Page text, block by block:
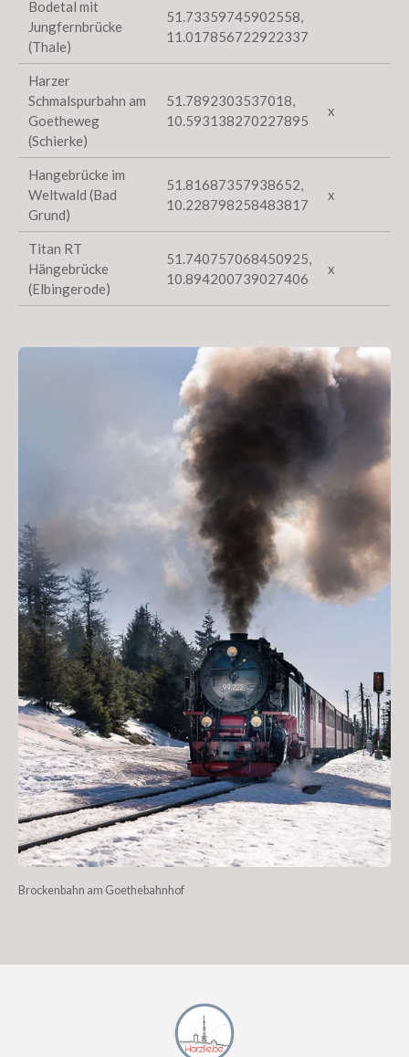
Bodetal mit
Jungfernbrücke
(Thale)
51.73359745902558,
11.017856722922337
Harzer
Schmalspurbahn am
Goetheweg
(Schierke)
51.7892303537018,
10.593138270227895
x
Hangebrücke im
Weltwald (Bad
Grund)
51.81687357938652,
10.228798258483817
x
Titan RT
Hängebrücke
(Elbingerode)
51.740757068450925,
10.894200739027406
x
Brockenbahn am Goethebahnhof